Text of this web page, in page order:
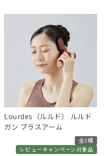
Lourdes（ルルド） ルルド
ガン プラスアーム
全3種
レビューキャンペーン対象品